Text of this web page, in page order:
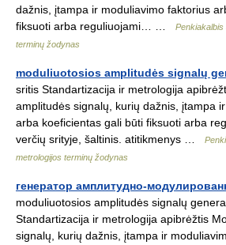
dažnis, įtampa ir moduliavimo faktorius
fiksuoti arba reguliuojami… …
Penkiakalbis
terminų žodynas
moduliuotosios amplitudės signalų
sritis Standartizacija ir metrologija
amplitudės signalų, kurių dažnis, įtampa
arba koeficientas gali būti fiksuoti arba
verčių srityje, šaltinis. atitikmenys …
metrologijos terminų žodynas
генератор амплитудно-
moduliuotosios amplitudės signalų
Standartizacija ir metrologija apibrėžtis
signalų, kurių dažnis, įtampa ir